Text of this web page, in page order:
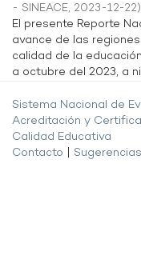
- SINEACE, 2023-12-22)
El presente Reporte
avance de las
calidad de la
a octubre del 2023, a
Sistema Nacional de
Acreditación y
Calidad Educativa
Contacto
Sugerencias